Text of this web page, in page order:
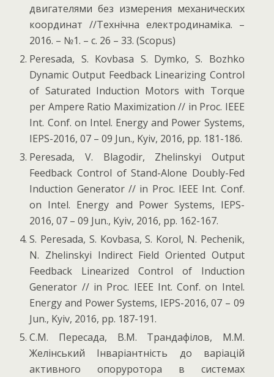
двигателями без измерения механических
координат //Технiчна електродинамiка. –
2016. – №1. – с. 26 – 33. (Scopus)
Peresada, S. Kovbasa S. Dymko, S. Bozhko
Dynamic Output Feedback Linearizing Control
of Saturated Induction Motors with Torque
per Ampere Ratio Maximization // in Proc. IEEE
Int. Conf. on Intel. Energy and Power Systems,
IEPS-2016, 07 – 09 Jun., Kyiv, 2016, pp. 181-186.
Peresada, V. Blagodir, Zhelinskyi Output
Feedback Control of Stand-Alone Doubly-Fed
Induction Generator // in Proc. IEEE Int. Conf.
on Intel. Energy and Power Systems, IEPS-
2016, 07 – 09 Jun., Kyiv, 2016, pp. 162-167.
S. Peresada, S. Kovbasa, S. Korol, N. Pechenik,
N. Zhelinskyi Indirect Field Oriented Output
Feedback Linearized Control of Induction
Generator // in Proc. IEEE Int. Conf. on Intel.
Energy and Power Systems, IEPS-2016, 07 – 09
Jun., Kyiv, 2016, pp. 187-191.
С.М. Пересада, В.М. Трандафілов, М.М.
Желінський Інваріантність до варіацій
активного опоруротора в системах